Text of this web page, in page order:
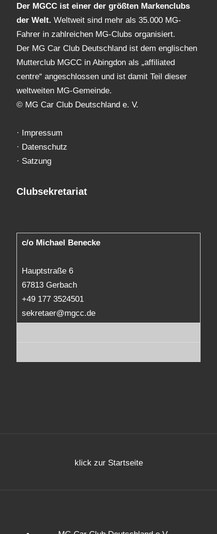
Der MGCC ist einer der größten Markenclubs
der Welt. Weltweit sind mehr als 35.000 MG-
Fahrer in zahlreichen MG-Clubs organisiert.
Der MG Car Club Deutschland ist dem englischen
Mutterclub MGCC in Abingdon als „affiliated
centre“ angeschlossen und ist damit Teil dieser
weltweiten MG-Gemeinde.
© MG Car Club Deutschland e. V.
· Impressum
· Datenschutz
· Satzung
Clubsekretariat
c/o Michael Benecke
Hauptstraße 6
67813 Gerbach
+49 177 3524501
sekretaer@mgcc.de
klick zur Startseite